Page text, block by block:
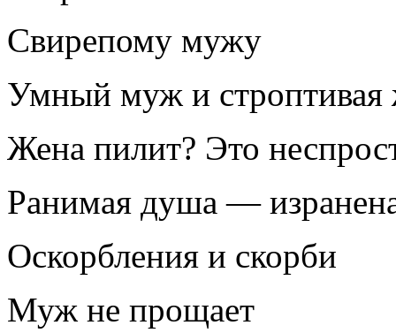
Свирепому мужу
Умный муж и строптивая
Жена пилит? Это
Ранимая душа —
Оскорбления и скорби
Муж не прощает